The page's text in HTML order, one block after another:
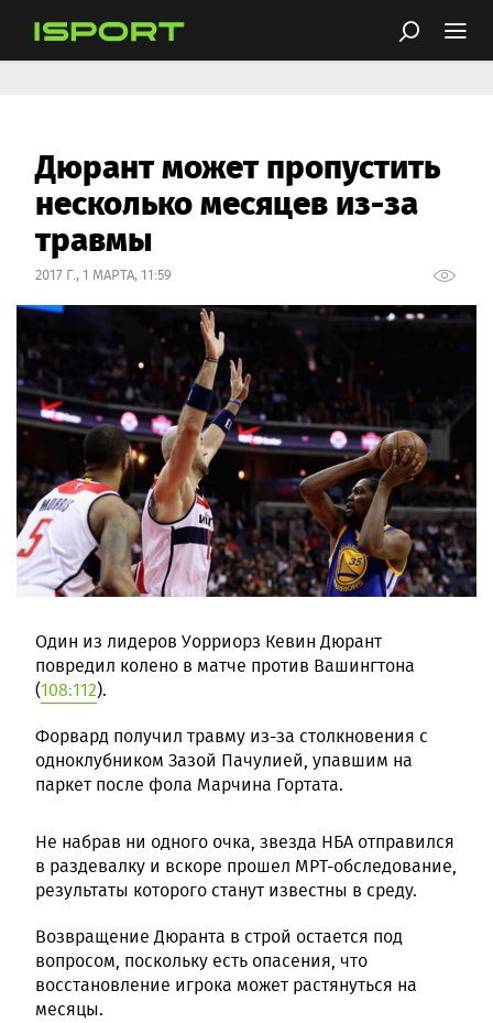
Дюрант может пропустить
несколько месяцев из-за
травмы
2017 Г., 1 МАРТА, 11:59
Один из лидеров Уорриорз Кевин Дюрант
повредил колено в матче против Вашингтона
(108:112).
Форвард получил травму из-за столкновения с
одноклубником Зазой Пачулией, упавшим на
паркет после фола Марчина Гортата.
Не набрав ни одного очка, звезда НБА отправился
в раздевалку и вскоре прошел МРТ-обследование,
результаты которого станут известны в среду.
Возвращение Дюранта в строй остается под
вопросом, поскольку есть опасения, что
восстановление игрока может растянуться на
месяцы.